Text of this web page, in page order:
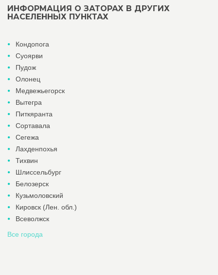
ИНФОРМАЦИЯ О ЗАТОРАХ В ДРУГИХ
НАСЕЛЕННЫХ ПУНКТАХ
Кондопога
Суоярви
Пудож
Олонец
Медвежьегорск
Вытегра
Питкяранта
Сортавала
Сегежа
Лахденпохья
Тихвин
Шлиссельбург
Белозерск
Кузьмоловский
Кировск (Лен. обл.)
Всеволжск
Все города